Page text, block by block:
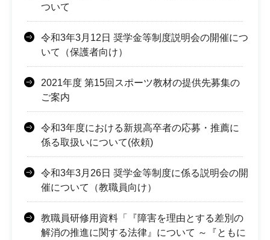
ついて
令和3年3月12日 奨学金等制度説明会の開催につ
いて（保護者向け）
2021年度 第15回スポーツ教材の提供先募集の
ご案内
令和3年度における新規高卒者の応募・推薦に
係る取扱いについて(依頼)
令和3年3月26日 奨学金等制度に係る説明会の開
催について（教職員向け）
教職員研修用資料「『障害を理由とする差別の
解消の推進に関する法律』について ～『ともに